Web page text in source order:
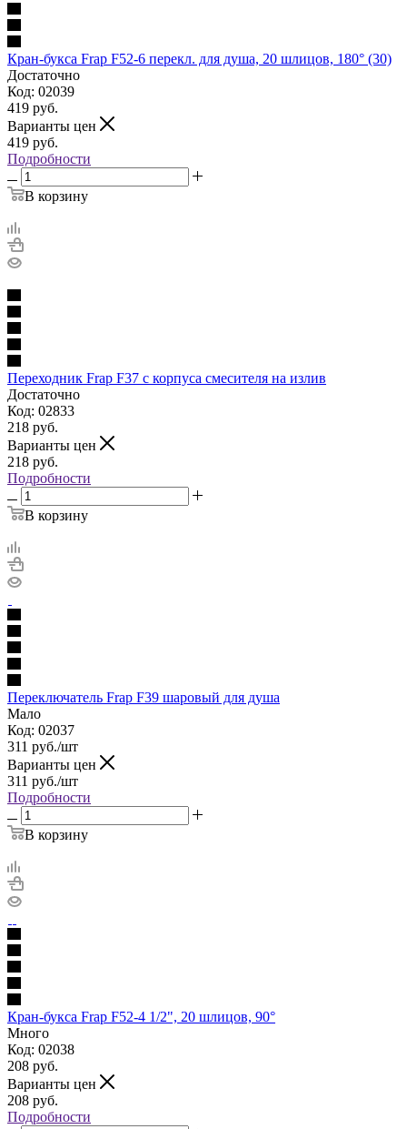
Кран-букса Frap F52-6 перекл. для душа, 20 шлицов, 180° (30)
Достаточно
Код: 02039
419 руб.
Варианты цен
419 руб.
Подробности
В корзину
Переходник Frap F37 с корпуса смесителя на излив
Достаточно
Код: 02833
218 руб.
Варианты цен
218 руб.
Подробности
В корзину
Переключатель Frap F39 шаровый для душа
Мало
Код: 02037
311 руб./шт
Варианты цен
311 руб./шт
Подробности
В корзину
Кран-букса Frap F52-4 1/2", 20 шлицов, 90°
Много
Код: 02038
208 руб.
Варианты цен
208 руб.
Подробности